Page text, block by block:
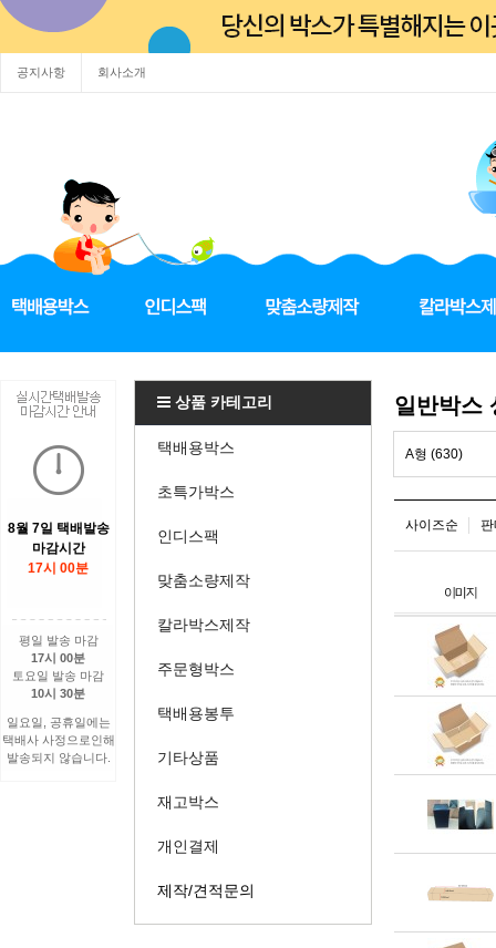
공지사항 회사소개
8월 7일 택배발송
마감시간
17시 00분
평일 발송 마감
17시 00분
토요일 발송 마감
10시 30분
일요일, 공휴일에는
택배사 사정으로인해
발송되지 않습니다.
상품 카테고리
택배용박스
초특가박스
인디스팩
맞춤소량제작
칼라박스제작
주문형박스
택배용봉투
기타상품
재고박스
개인결제
제작/견적문의
일반박스
A형 (630)
사이즈순